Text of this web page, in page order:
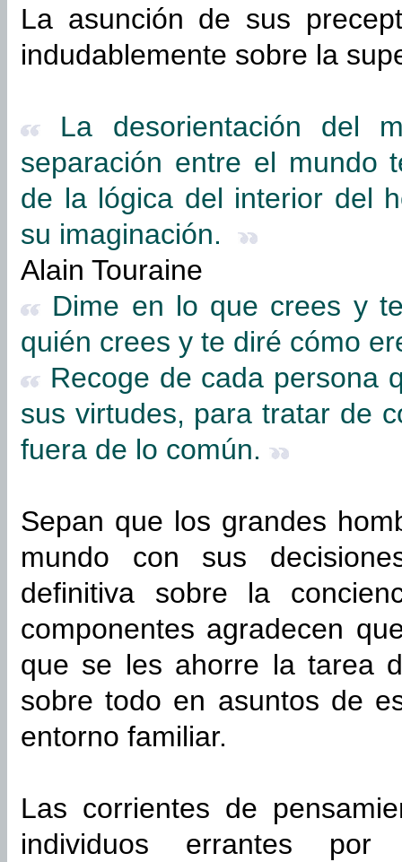
La asunción de sus
indudablemente sobre la
La desorientación del
separación entre el mundo
de la lógica del interior del
su imaginación.
Alain Touraine
Dime en lo que crees y
quién crees y te diré cómo
Recoge de cada persona
sus virtudes, para tratar de
fuera de lo común.
Sepan que los grandes
mundo con sus
definitiva sobre la
componentes agradecen
que se les ahorre la tarea
sobre todo en asuntos de
entorno familiar.
Las corrientes de
individuos errantes